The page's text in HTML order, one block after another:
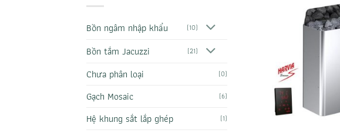
Bồn ngâm nhập khẩu (10)
Bồn tắm Jacuzzi (21)
Chưa phân loại (0)
Gạch Mosaic (6)
Hệ khung sắt lắp ghép (1)